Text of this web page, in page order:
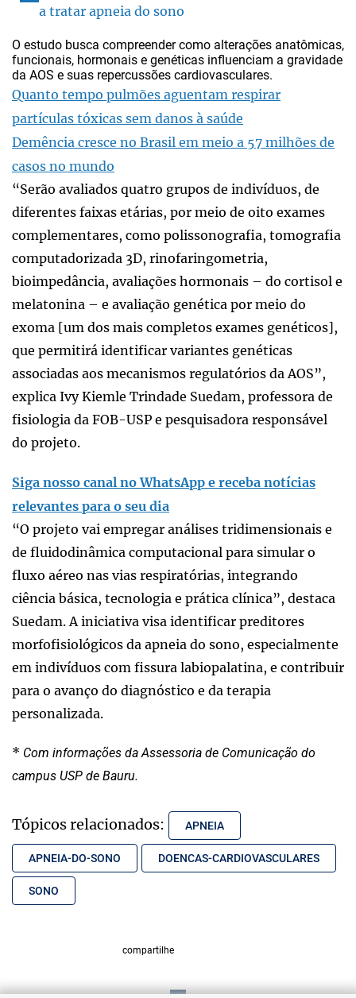
a tratar apneia do sono
O estudo busca compreender como alterações anatômicas,
funcionais, hormonais e genéticas influenciam a gravidade
da AOS e suas repercussões cardiovasculares.
Quanto tempo pulmões aguentam respirar
partículas tóxicas sem danos à saúde
Demência cresce no Brasil em meio a 57 milhões de
casos no mundo
“Serão avaliados quatro grupos de indivíduos, de
diferentes faixas etárias, por meio de oito exames
complementares, como polissonografia, tomografia
computadorizada 3D, rinofaringometria,
bioimpedância, avaliações hormonais – do cortisol e
melatonina – e avaliação genética por meio do
exoma [um dos mais completos exames genéticos],
que permitirá identificar variantes genéticas
associadas aos mecanismos regulatórios da AOS”,
explica Ivy Kiemle Trindade Suedam, professora de
fisiologia da FOB-USP e pesquisadora responsável
do projeto.
Siga nosso canal no WhatsApp e receba notícias
relevantes para o seu dia
“O projeto vai empregar análises tridimensionais e
de fluidodinâmica computacional para simular o
fluxo aéreo nas vias respiratórias, integrando
ciência básica, tecnologia e prática clínica”, destaca
Suedam. A iniciativa visa identificar preditores
morfofisiológicos da apneia do sono, especialmente
em indivíduos com fissura labiopalatina, e contribuir
para o avanço do diagnóstico e da terapia
personalizada.
* Com informações da Assessoria de Comunicação do
campus USP de Bauru.
Tópicos relacionados: APNEIA
APNEIA-DO-SONO DOENCAS-CARDIOVASCULARES
SONO
compartilhe